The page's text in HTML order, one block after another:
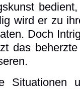
wird er zu
Doch
das
Situationen